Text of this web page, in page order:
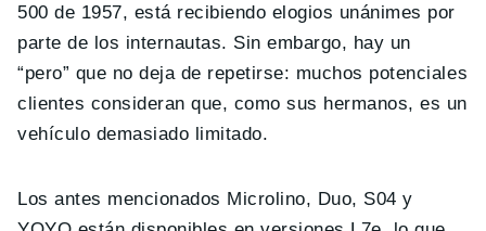
500 de 1957, está recibiendo elogios unánimes por
parte de los internautas. Sin embargo, hay un
“pero” que no deja de repetirse: muchos potenciales
clientes consideran que, como sus hermanos, es un
vehículo demasiado limitado.
Los antes mencionados Microlino, Duo, S04 y